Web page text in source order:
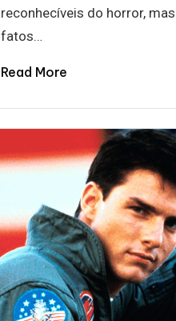
reconhecíveis do horror,
fatos…
Read More